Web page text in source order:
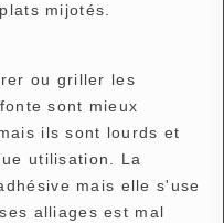
mijotés.
ou griller les
sont mieux
ils sont lourds et
utilisation. La
mais elle s'use
alliages est mal